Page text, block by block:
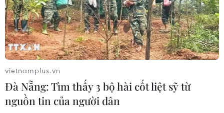
16/02/2024 07:41
Cổ phiếu của Nvidia đã tăng gần 50% kể từ đầu năm
2024 và hơn 220% trong năm 2023, vốn hóa thị trường
của công ty đã vượt hai ông lớn công nghệ là Amazon
vietnamplus.vn
Đà Nẵng: Tìm thấy 3 bộ hài cốt liệt sỹ từ
nguồn tin của người dân